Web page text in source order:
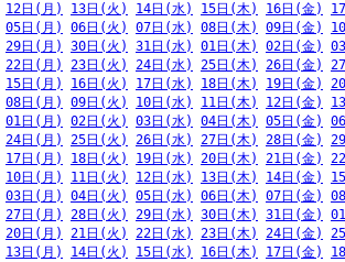
12日(月) 13日(火) 14日(水) 15日(木) 16日(金)
05日(月) 06日(火) 07日(水) 08日(木) 09日(金)
29日(月) 30日(火) 31日(水) 01日(木) 02日(金)
22日(月) 23日(火) 24日(水) 25日(木) 26日(金)
15日(月) 16日(火) 17日(水) 18日(木) 19日(金)
08日(月) 09日(火) 10日(水) 11日(木) 12日(金)
01日(月) 02日(火) 03日(水) 04日(木) 05日(金)
24日(月) 25日(火) 26日(水) 27日(木) 28日(金)
17日(月) 18日(火) 19日(水) 20日(木) 21日(金)
10日(月) 11日(火) 12日(水) 13日(木) 14日(金)
03日(月) 04日(火) 05日(水) 06日(木) 07日(金)
27日(月) 28日(火) 29日(水) 30日(木) 31日(金)
20日(月) 21日(火) 22日(水) 23日(木) 24日(金)
13日(月) 14日(火) 15日(水) 16日(木) 17日(金)